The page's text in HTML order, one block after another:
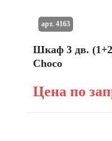
Шкаф 3 дв.
Choco
Цена по
арт. 4163